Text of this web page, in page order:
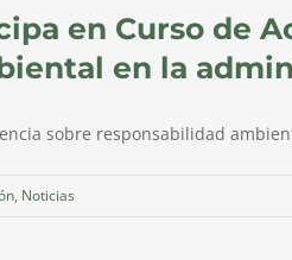
en Curso de
en la
sobre responsabilidad
, Noticias